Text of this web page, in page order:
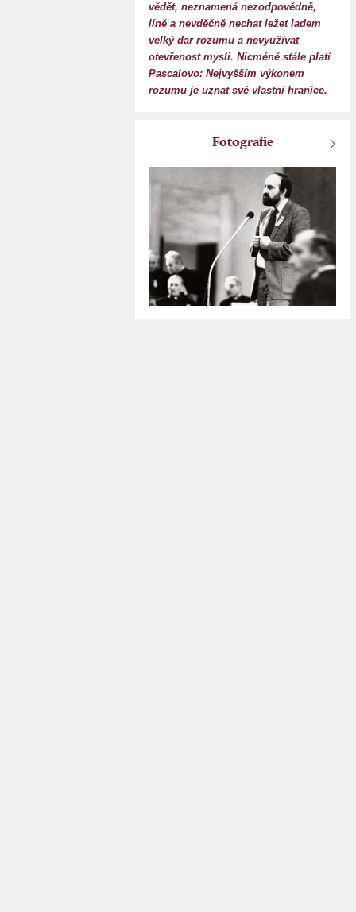
vědět, neznamená nezodpovědně,
líně a nevděčně nechat ležet ladem
velký dar rozumu a nevyužívat
otevřenost mysli. Nicméně stále platí
Pascalovo: Nejvyšším výkonem
rozumu je uznat své vlastní hranice.
Fotografie